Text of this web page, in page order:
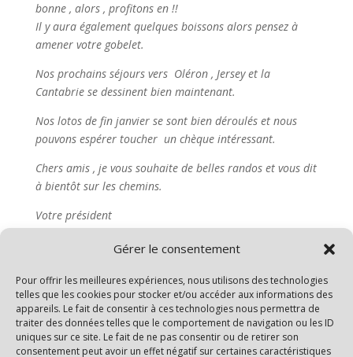
Gérer le consentement
Pour offrir les meilleures expériences, nous utilisons des technologies
telles que les cookies pour stocker et/ou accéder aux informations des
appareils. Le fait de consentir à ces technologies nous permettra de
traiter des données telles que le comportement de navigation ou les ID
uniques sur ce site. Le fait de ne pas consentir ou de retirer son
consentement peut avoir un effet négatif sur certaines caractéristiques
bonne , alors , profitons en !!
Il y aura également quelques boissons alors pensez à
amener votre gobelet.
Nos prochains séjours vers Oléron , Jersey et la
Cantabrie se dessinent bien maintenant.
Nos lotos de fin janvier se sont bien déroulés et nous
pouvons espérer toucher un chèque intéressant.
Chers amis , je vous souhaite de belles randos et vous dit
à bientôt sur les chemins.
Votre président
Rechercher